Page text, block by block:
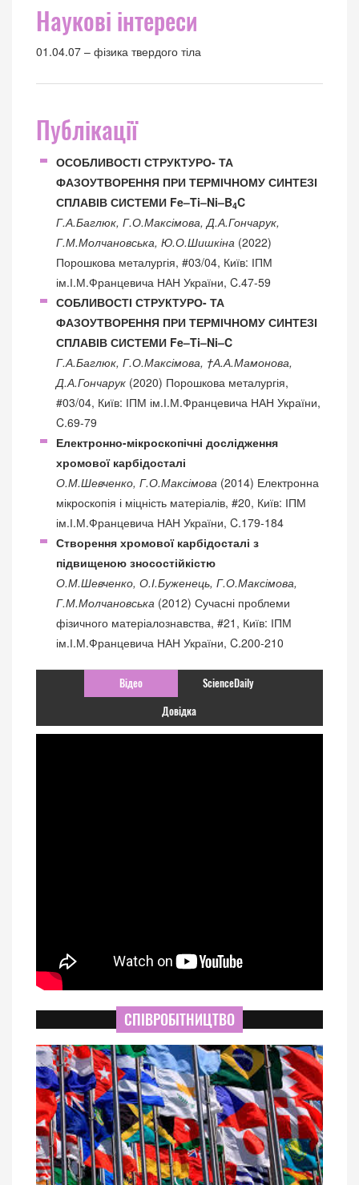
Наукові інтереси
01.04.07 – фізика твердого тіла
Публікації
ОСОБЛИВОСТІ СТРУКТУРО- ТА
ФАЗОУТВОРЕННЯ ПРИ ТЕРМІЧНОМУ СИНТЕЗІ
СПЛАВІВ СИСТЕМИ Fe–Ti–Ni–B4C
Г.А.Баглюк, Г.О.Максімова, Д.А.Гончарук,
Г.М.Молчановська, Ю.О.Шишкіна (2022)
Порошкова металургія, #03/04, Київ: ІПМ
ім.І.М.Францевича НАН України, C.47-59
СОБЛИВОСТІ СТРУКТУРО- ТА
ФАЗОУТВОРЕННЯ ПРИ ТЕРМІЧНОМУ СИНТЕЗІ
СПЛАВІВ СИСТЕМИ Fe–Ti–Ni–C
Г.А.Баглюк, Г.О.Максімова, †А.А.Мамонова,
Д.А.Гончарук (2020) Порошкова металургія,
#03/04, Київ: ІПМ ім.І.М.Францевича НАН України,
C.69-79
Електронно-мікроскопічні дослідження
хромової карбідосталі
О.М.Шевченко, Г.О.Максімова (2014) Електронна
мікроскопія і міцність матеріалів, #20, Київ: ІПМ
ім.І.М.Францевича НАН України, C.179-184
Створення хромової карбідосталі з
підвищеною зносостійкістю
О.М.Шевченко, О.І.Буженець, Г.О.Максімова,
Г.М.Молчановська (2012) Сучасні проблеми
фізичного матеріалознавства, #21, Київ: ІПМ
ім.І.М.Францевича НАН України, C.200-210
Відео ScienceDaily
Довідка
СПІВРОБІТНИЦТВО